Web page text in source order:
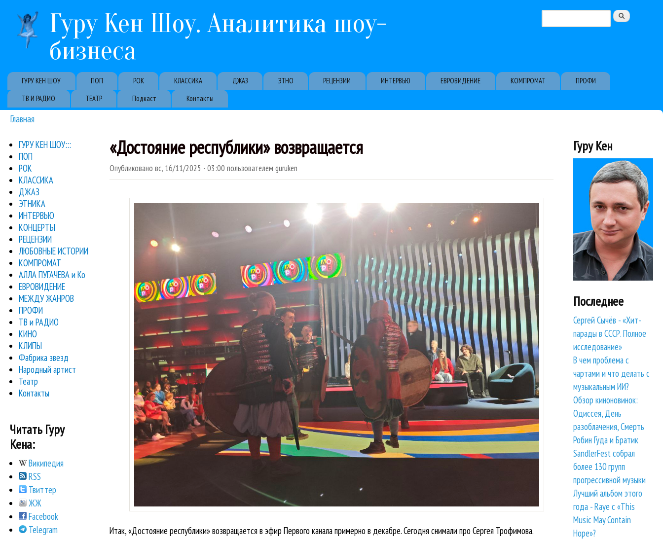
Гуру Кен Шоу. Аналитика шоу-
бизнеса
Форма поиска
Primary links
ГУРУ КЕН ШОУ ПОП РОК КЛАССИКА ДЖАЗ ЭТНО РЕЦЕНЗИИ ИНТЕРВЬЮ ЕВРОВИДЕНИЕ КОМПРОМАТ
ПРОФИ
ТВ И РАДИО
ТЕАТР Подкаст Контакты
Вы здесь
Главная
«Достояние республики» возвращается
Опубликовано вс, 16/11/2025 - 03:00 пользователем guruken
Итак, «Достояние республики» возвращается в эфир Первого канала примерно в декабре. Сегодня снимали про Сергея Трофимова.
ГУРУ КЕН ШОУ:::
ПОП
РОК
КЛАССИКА
ДЖАЗ
ЭТНИКА
ИНТЕРВЬЮ
КОНЦЕРТЫ
РЕЦЕНЗИИ
ЛЮБОВНЫЕ ИСТОРИИ
КОМПРОМАТ
АЛЛА ПУГАЧЕВА и Ко
ЕВРОВИДЕНИЕ
МЕЖДУ ЖАНРОВ
ПРОФИ
ТВ и РАДИО
КИНО
КЛИПЫ
Фабрика звезд
Народный артист
Театр
Контакты
Читать Гуру
Кена:
Википедия
RSS
Твиттер
ЖЖ
Facebook
Telegram
Гуру Кен
Последнее
Сергей Сычёв - «Хит-
парады в СССР. Полное
исследование»
В чем проблема с
чартами и что делать с
музыкальным ИИ?
Обзор киноновинок:
Одиссея, День
разоблачения, Смерть
Робин Гуда и Братик
SandlerFest собрал
более 130 групп
прогрессивной музыки
Лучший альбом этого
года - Raye с «This
Music May Contain
Hope»?